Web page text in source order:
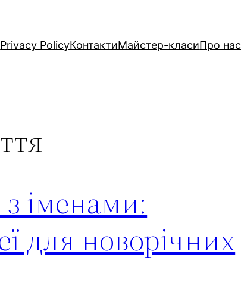
Privacy PolicyКонтактиМайстер-класиПро нас
іменами:
для новорічних